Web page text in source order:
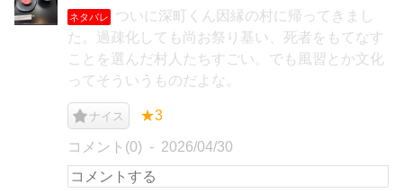
ネタバレ
ついに深町くん因縁の村に帰ってきまし
た。過疎化しても尚お祭り基い、死者をもてなす
ことを選んだ村人たちすごい。でも風習とか文化
ってそういうものだよな。
ナイス ★3
コメント(0) 2026/04/30